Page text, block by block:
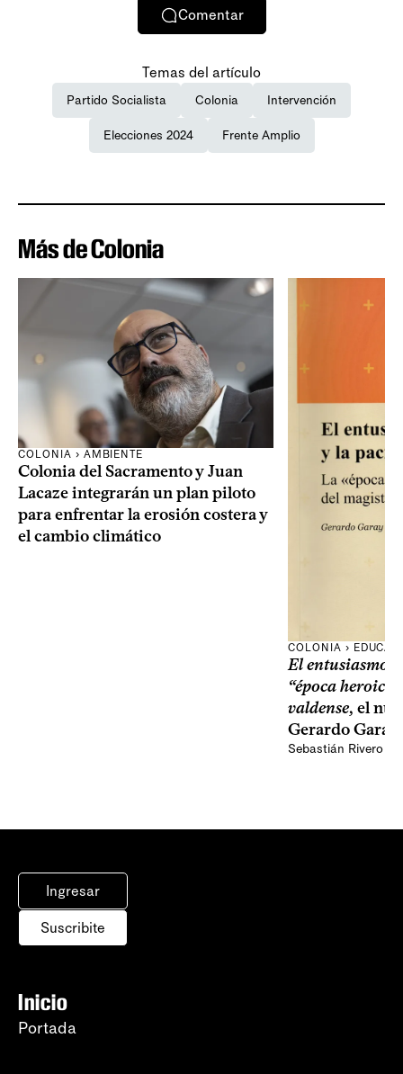
Comentar
Temas del artículo
Partido Socialista Colonia Intervención
Elecciones 2024 Frente Amplio
Más de Colonia
COLONIA › AMBIENTE
Colonia del Sacramento y Juan
Lacaze integrarán un plan piloto
para enfrentar la erosión costera y
el cambio climático
COLONIA ›
El entusiasmo
“época
valdense, el
Gerardo
Sebastián Rivero
Ingresar
Suscribite
Inicio
Portada